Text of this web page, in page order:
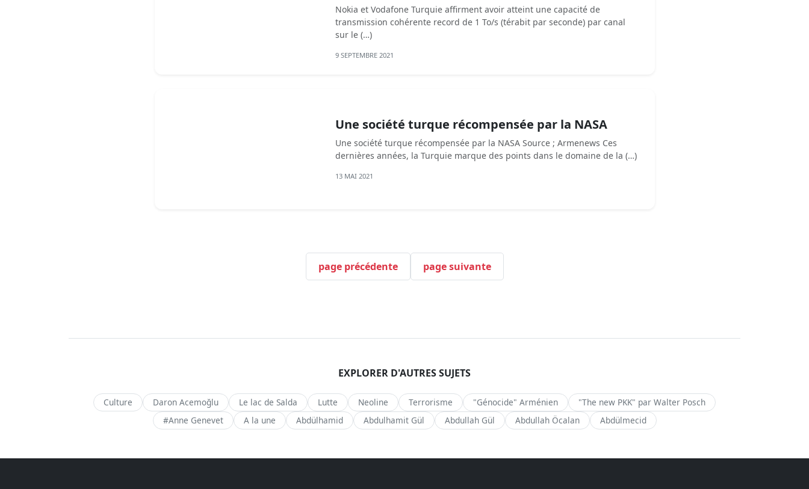
Nokia et Vodafone Turquie affirment avoir atteint une capacité de
transmission cohérente record de 1 To/s (térabit par seconde) par canal
sur le (…)
9 SEPTEMBRE 2021
Une société turque récompensée par la NASA
Une société turque récompensée par la NASA Source ; Armenews Ces
dernières années, la Turquie marque des points dans le domaine de la (…)
13 MAI 2021
page précédente page suivante
EXPLORER D'AUTRES SUJETS
Culture Daron Acemoğlu Le lac de Salda Lutte Neoline Terrorisme "Génocide" Arménien
"The new PKK" par Walter Posch
#Anne Genevet
A la une Abdülhamid Abdulhamit Gül Abdullah Gül Abdullah Öcalan Abdülmecid